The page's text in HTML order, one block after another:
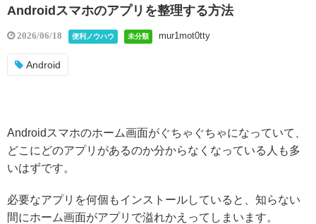
Androidスマホのアプリを整理する方法
2026/06/18 便利ノウハウ 未分類 mur1mot0tty
Android
Androidスマホのホーム画面がぐちゃぐちゃになっていて、
どこにどのアプリがあるのか分からなくなっている人も多
いはずです。
必要なアプリを何個もインストールしていると、知らない
間にホーム画面がアプリで溢れかえってしまいます。